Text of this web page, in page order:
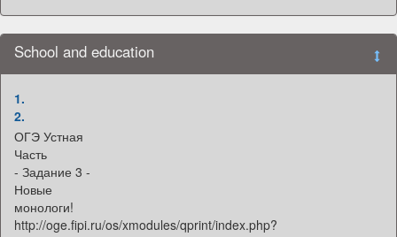
School and education
1.
2.
ОГЭ Устная
Часть
- Задание 3 -
Новые
монологи!
http://oge.fipi.ru/os/xmodules/qprint/index.php?